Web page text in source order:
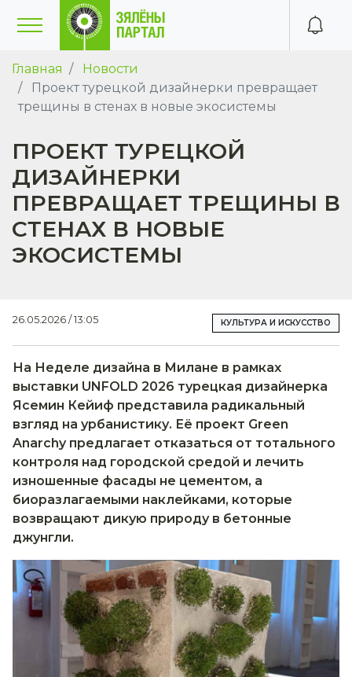
Главная
Новости
Проект турецкой дизайнерки превращает
трещины в стенах в новые экосистемы
ПРОЕКТ ТУРЕЦКОЙ
ДИЗАЙНЕРКИ
ПРЕВРАЩАЕТ ТРЕЩИНЫ В
СТЕНАХ В НОВЫЕ
ЭКОСИСТЕМЫ
26.05.2026 / 13:05 КУЛЬТУРА И ИСКУССТВО
На Неделе дизайна в Милане в рамках
выставки UNFOLD 2026 турецкая дизайнерка
Ясемин Кейиф представила радикальный
взгляд на урбанистику. Её проект Green
Anarchy предлагает отказаться от тотального
контроля над городской средой и лечить
изношенные фасады не цементом, а
биоразлагаемыми наклейками, которые
возвращают дикую природу в бетонные
джунгли.